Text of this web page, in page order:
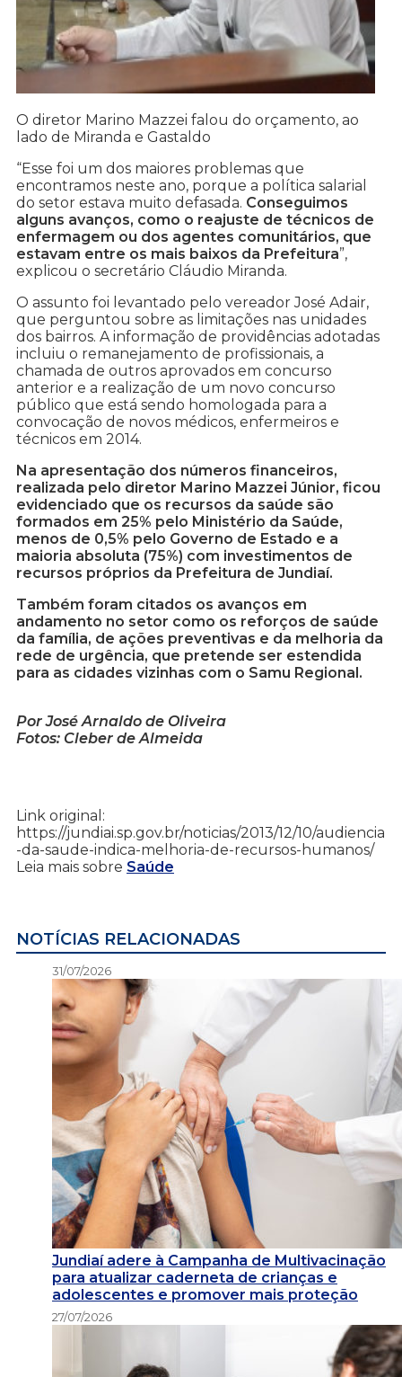
O diretor Marino Mazzei falou do orçamento, ao
lado de Miranda e Gastaldo
“Esse foi um dos maiores problemas que
encontramos neste ano, porque a política salarial
do setor estava muito defasada. Conseguimos
alguns avanços, como o reajuste de técnicos de
enfermagem ou dos agentes comunitários, que
estavam entre os mais baixos da Prefeitura”,
explicou o secretário Cláudio Miranda.
O assunto foi levantado pelo vereador José Adair,
que perguntou sobre as limitações nas unidades
dos bairros. A informação de providências adotadas
incluiu o remanejamento de profissionais, a
chamada de outros aprovados em concurso
anterior e a realização de um novo concurso
público que está sendo homologada para a
convocação de novos médicos, enfermeiros e
técnicos em 2014.
Na apresentação dos números financeiros,
realizada pelo diretor Marino Mazzei Júnior, ficou
evidenciado que os recursos da saúde são
formados em 25% pelo Ministério da Saúde,
menos de 0,5% pelo Governo de Estado e a
maioria absoluta (75%) com investimentos de
recursos próprios da Prefeitura de Jundiaí.
Também foram citados os avanços em
andamento no setor como os reforços de saúde
da família, de ações preventivas e da melhoria da
rede de urgência, que pretende ser estendida
para as cidades vizinhas com o Samu Regional.
Por José Arnaldo de Oliveira
Fotos: Cleber de Almeida
Link original:
https://jundiai.sp.gov.br/noticias/2013/12/10/audiencia
-da-saude-indica-melhoria-de-recursos-humanos/
Leia mais sobre Saúde
NOTÍCIAS RELACIONADAS
31/07/2026
Jundiaí adere à Campanha de Multivacinação
para atualizar caderneta de crianças e
adolescentes e promover mais proteção
27/07/2026